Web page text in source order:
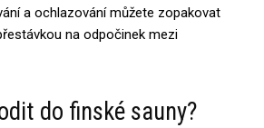
a ochlazování můžete zopakovat
na odpočinek mezi
do finské sauny?